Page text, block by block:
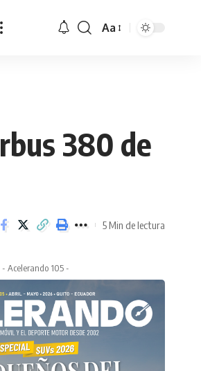
Cambiar
Aa
380 de
5 Min de lectura
- Acelerando 105 -